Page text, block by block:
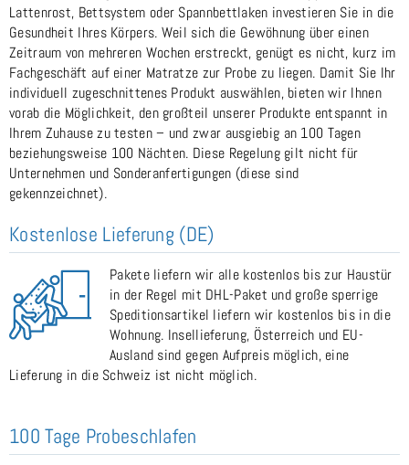
Lattenrost, Bettsystem oder Spannbettlaken investieren Sie in die
Gesundheit Ihres Körpers. Weil sich die Gewöhnung über einen
Zeitraum von mehreren Wochen erstreckt, genügt es nicht, kurz im
Fachgeschäft auf einer Matratze zur Probe zu liegen. Damit Sie Ihr
individuell zugeschnittenes Produkt auswählen, bieten wir Ihnen
vorab die Möglichkeit, den großteil unserer Produkte entspannt in
Ihrem Zuhause zu testen – und zwar ausgiebig an 100 Tagen
beziehungsweise 100 Nächten. Diese Regelung gilt nicht für
Unternehmen und Sonderanfertigungen (diese sind
gekennzeichnet).
Kostenlose Lieferung (DE)
Pakete liefern wir alle kostenlos bis zur Haustür
in der Regel mit DHL-Paket und große sperrige
Speditionsartikel liefern wir kostenlos bis in die
Wohnung. Insellieferung, Österreich und EU-
Ausland sind gegen Aufpreis möglich, eine
Lieferung in die Schweiz ist nicht möglich.
100 Tage Probeschlafen